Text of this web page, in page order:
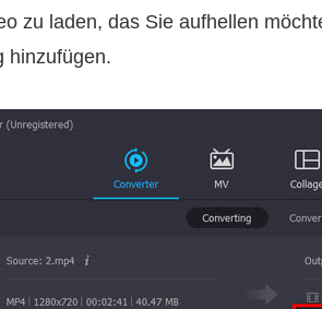
zu laden, das Sie aufhellen
hinzufügen.